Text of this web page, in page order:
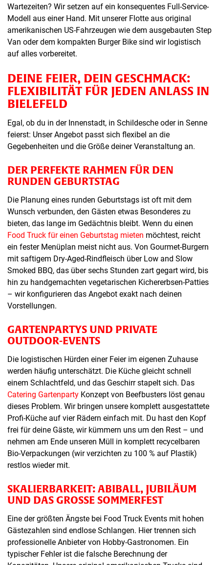
Wartezeiten? Wir setzen auf ein konsequentes Full-Service-
Modell aus einer Hand. Mit unserer Flotte aus original
amerikanischen US-Fahrzeugen wie dem ausgebauten Step
Van oder dem kompakten Burger Bike sind wir logistisch
auf alles vorbereitet.
DEINE FEIER, DEIN GESCHMACK:
FLEXIBILITÄT FÜR JEDEN ANLASS IN
BIELEFELD
Egal, ob du in der Innenstadt, in Schildesche oder in Senne
feierst: Unser Angebot passt sich flexibel an die
Gegebenheiten und die Größe deiner Veranstaltung an.
DER PERFEKTE RAHMEN FÜR DEN
RUNDEN GEBURTSTAG
Die Planung eines runden Geburtstags ist oft mit dem
Wunsch verbunden, den Gästen etwas Besonderes zu
bieten, das lange im Gedächtnis bleibt. Wenn du einen
Food Truck für einen Geburtstag mieten möchtest, reicht
ein fester Menüplan meist nicht aus. Von Gourmet-Burgern
mit saftigem Dry-Aged-Rindfleisch über Low and Slow
Smoked BBQ, das über sechs Stunden zart gegart wird, bis
hin zu handgemachten vegetarischen Kichererbsen-Patties
– wir konfigurieren das Angebot exakt nach deinen
Vorstellungen.
GARTENPARTYS UND PRIVATE
OUTDOOR-EVENTS
Die logistischen Hürden einer Feier im eigenen Zuhause
werden häufig unterschätzt. Die Küche gleicht schnell
einem Schlachtfeld, und das Geschirr stapelt sich. Das
Catering Gartenparty Konzept von Beefbusters löst genau
dieses Problem. Wir bringen unsere komplett ausgestattete
Profi-Küche auf vier Rädern einfach mit. Du hast den Kopf
frei für deine Gäste, wir kümmern uns um den Rest – und
nehmen am Ende unseren Müll in komplett recycelbaren
Bio-Verpackungen (wir verzichten zu 100 % auf Plastik)
restlos wieder mit.
SKALIERBARKEIT: ABIBALL, JUBILÄUM
UND DAS GROSSE SOMMERFEST
Eine der größten Ängste bei Food Truck Events mit hohen
Gästezahlen sind endlose Schlangen. Hier trennen sich
professionelle Anbieter von Hobby-Gastronomen. Ein
typischer Fehler ist die falsche Berechnung der